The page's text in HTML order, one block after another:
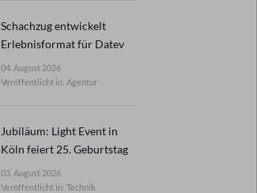
Schachzug entwickelt
Erlebnisformat für Datev
04. August 2026
Veröffentlicht in: Agentur
Jubiläum: Light Event in
Köln feiert 25. Geburtstag
03. August 2026
Veröffentlicht in: Technik